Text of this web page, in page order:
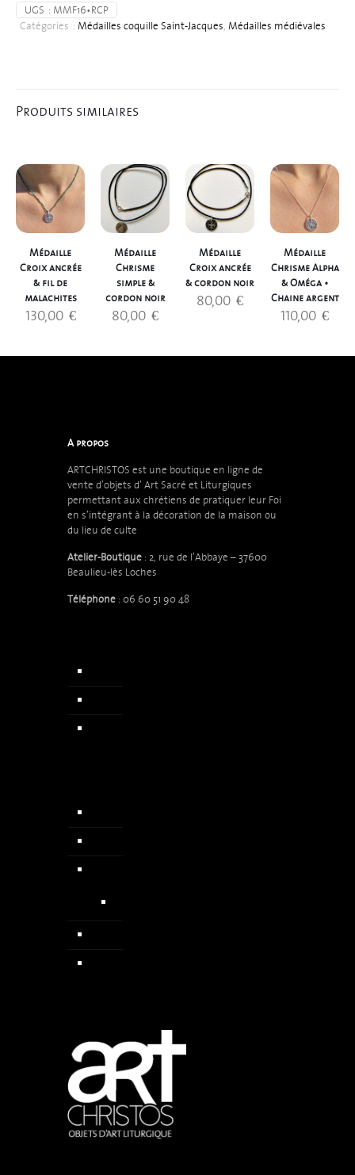
UGS : MMF16•RCP
Catégories :Médailles coquille Saint-Jacques,Médailles médiévales
Produits similaires
Médaille
Croix ancrée
& fil de
malachites
130,00 €
Médaille
Chrisme
simple &
cordon noir
80,00 €
Médaille
Croix ancrée
& cordon noir
80,00 €
Médaille
Chrisme Alpha
& Oméga •
Chaine argent
110,00 €
A propos
ARTCHRISTOS est une boutique en ligne de
vente d’objets d’Art Sacré et Liturgiques
permettant aux chrétiens de pratiquer leur Foi
en s’intégrant à la décoration de la maison ou
du lieu de culte
Atelier-Boutique: 2, rue de l’Abbaye – 37600
Beaulieu-lès Loches
Téléphone: 06 60 51 90 48